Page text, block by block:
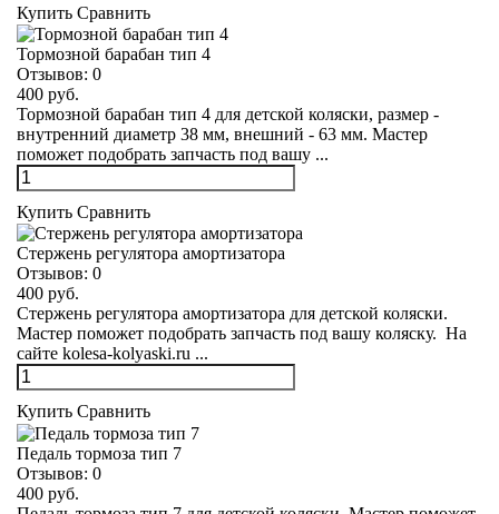
Купить Сравнить
Тормозной барабан тип 4
Отзывов: 0
400 руб.
Тормозной барабан тип 4 для детской коляски, размер -
внутренний диаметр 38 мм, внешний - 63 мм. Мастер
поможет подобрать запчасть под вашу ...
Купить Сравнить
Стержень регулятора амортизатора
Отзывов: 0
400 руб.
Стержень регулятора амортизатора для детской коляски.
Мастер поможет подобрать запчасть под вашу коляску. На
сайте kolesa-kolyaski.ru ...
Купить Сравнить
Педаль тормоза тип 7
Отзывов: 0
400 руб.